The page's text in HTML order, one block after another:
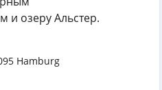
и озеру Альстер.
Hamburg